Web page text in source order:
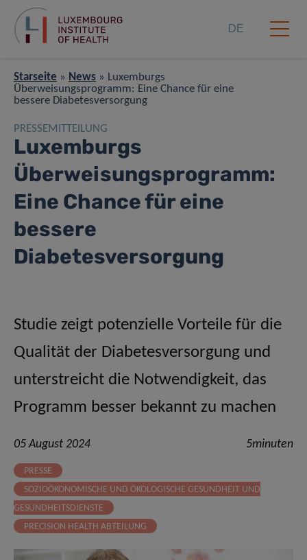
DE
Starseite » News » Luxemburgs
Überweisungsprogramm: Eine Chance für eine
bessere Diabetesversorgung
PRESSEMITTEILUNG
Luxemburgs
Überweisungsprogramm:
Eine Chance für eine
bessere
Diabetesversorgung
Studie zeigt potenzielle Vorteile für die
Qualität der Diabetesversorgung und
unterstreicht die Notwendigkeit, das
Programm besser bekannt zu machen
05 August 2024 5minuten
PRESSE
SOZIOÖKONOMISCHE UND ÖKOLOGISCHE GESUNDHEIT UND
GESUNDHEITSDIENSTE
PRECISION HEALTH ABTEILUNG